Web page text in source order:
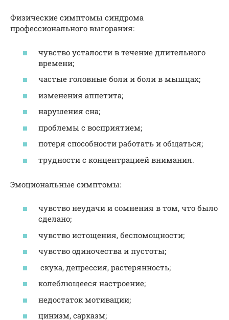
Физические симптомы синдрома
профессионального выгорания:
чувство усталости в течение длительного
времени;
частые головные боли и боли в мышцах;
изменения аппетита;
нарушения сна;
проблемы с восприятием;
потеря способности работать и общаться;
трудности с концентрацией внимания.
Эмоциональные симптомы:
чувство неудачи и сомнения в том, что было
сделано;
чувство истощения, беспомощности;
чувство одиночества и пустоты;
скука, депрессия, растерянность;
колеблющееся настроение;
недостаток мотивации;
цинизм, сарказм;